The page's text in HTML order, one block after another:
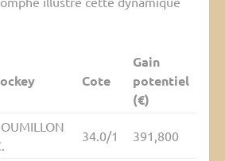
Cote
Gain
potentiel
(€)
34.0/1 391,800